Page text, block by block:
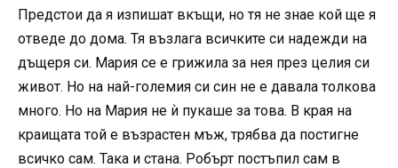
Предстои да я изпишат вкъщи, но тя не знае кой ще я
отведе до дома. Тя възлага всичките си надежди на
дъщеря си. Мария се е грижила за нея през целия си
живот. Но на най-големия си син не е давала толкова
много. Но на Мария не ѝ пукаше за това. В края на
краищата той е възрастен мъж, трябва да постигне
всичко сам. Така и стана. Робърт постъпил сам в